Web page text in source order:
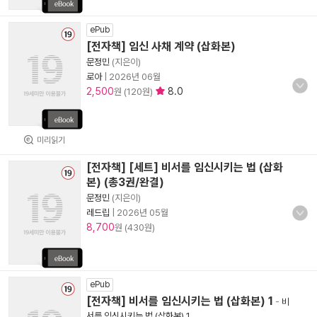
미리읽기
ePub
[전자책] 임신 사채 계약 (삽화본)
문정민 (지은이)
로아| 2026년 06월
2,500원 (120원) 8.0
[전자책] [세트] 비서를 임신시키는 법 (삽화
본) (총3권/완결)
문정민 (지은이)
레드립
2026년 05월
8,700원 (430원)
ePub
[전자책] 비서를 임신시키는 법 (삽화본) 1 - 비